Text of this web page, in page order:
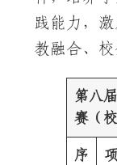
践能力，
教融合、校
第八
赛（
序